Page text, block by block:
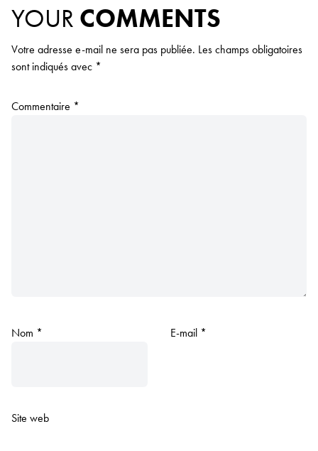
YOUR COMMENTS
Votre adresse e-mail ne sera pas publiée. Les champs obligatoires
sont indiqués avec *
Commentaire *
Nom * E-mail *
Site web